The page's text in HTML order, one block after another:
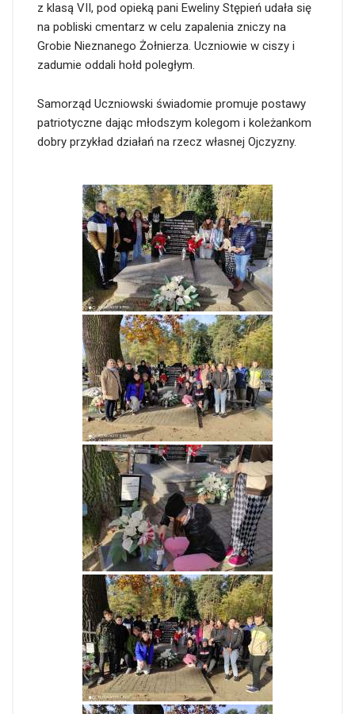
z klasą VII, pod opieką pani Eweliny Stępień udała się
na pobliski cmentarz w celu zapalenia zniczy na
Grobie Nieznanego Żołnierza. Uczniowie w ciszy i
zadumie oddali hołd poległym.
Samorząd Uczniowski świadomie promuje postawy
patriotyczne dając młodszym kolegom i koleżankom
dobry przykład działań na rzecz własnej Ojczyzny.